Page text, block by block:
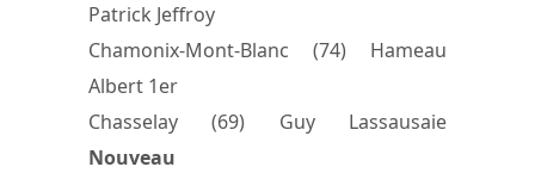
Patrick Jeffroy
Chamonix-Mont-Blanc (74) Hameau
Albert 1er
Chasselay (69) Guy Lassausaie
Nouveau